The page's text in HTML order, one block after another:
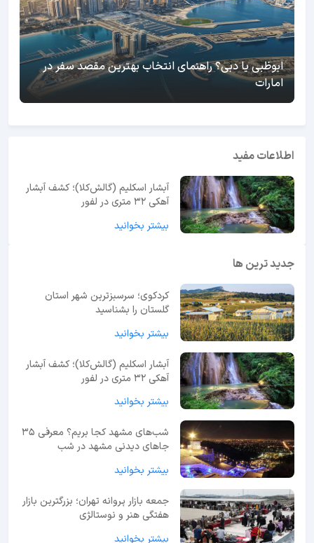
ابوظبی یا دبی؟ راهنمای انتخاب بهترین مقصد سفر در
امارات
اطلاعات مفید
آبشار اسکلیم (گالش‌کلا)؛ کشف آبشار
آهکی ۳۲ متری در لفور
بیشتر بخوانید
جدید ترین ها
کردکوی؛ سرسبزترین شهر استان
گلستان را بشناسید
بیشتر بخوانید
آبشار اسکلیم (گالش‌کلا)؛ کشف آبشار
آهکی ۳۲ متری در لفور
بیشتر بخوانید
شب‌های مشهد کجا بریم؟ معرفی 35
جاهای دیدنی مشهد در شب
بیشتر بخوانید
جمعه بازار پروانه تهران؛ بزرگترین بازار
هفتگی هنر و نوستالژی
بیشتر بخوانید